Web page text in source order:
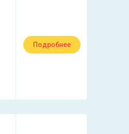
Подробнее